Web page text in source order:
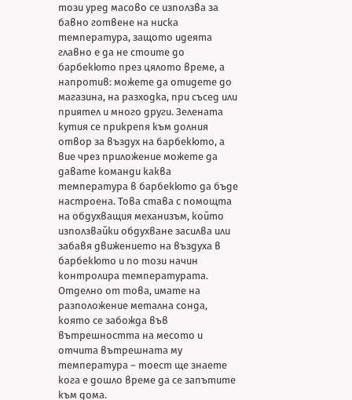
този уред масово се използва за
бавно готвене на ниска
температура, защото идеята
главно е да не стоите до
барбекюто през цялото време, а
напротив: можете да отидете до
магазина, на разходка, при съсед или
приятел и много други. Зелената
кутия се прикрепя към долния
отвор за въздух на барбекюто, а
вие чрез приложение можете да
давате команди каква
температура в барбекюто да бъде
настроена. Това става с помощта
на обдухващия механизъм, който
използвайки обдухване засилва или
забавя движението на въздуха в
барбекюто и по този начин
контролира температурата.
Отделно от това, имате на
разположение метална сонда,
която се забожда във
вътрешността на месото и
отчита вътрешната му
температура – тоест ще знаете
кога е дошло време да се запътите
към дома.